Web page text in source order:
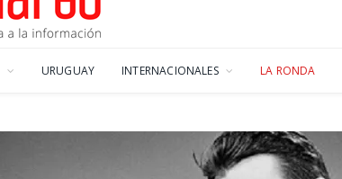
URUGUAY INTERNACIONALES LA RONDA